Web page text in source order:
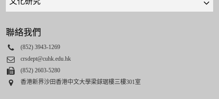
links
select
聯絡我們
Phone
(852) 3943-1269
Email
crsdept@cuhk.edu.hk
Fax(852) 2603-5280
Address
香港新界沙田香港中文大學梁銶琚樓三樓301室